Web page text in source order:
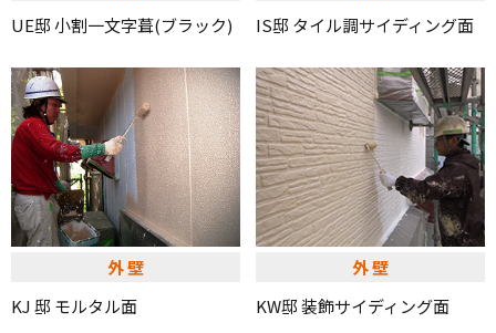
UE邸 小割一文字葺(ブラック)
IS邸 タイル調サイディング面
外壁
KJ 邸 モルタル面
外壁
KW邸 装飾サイディング面